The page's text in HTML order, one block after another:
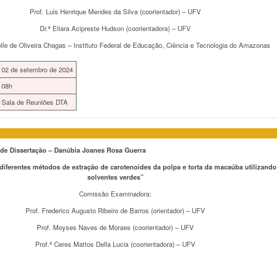
Prof. Luis Henrique Mendes da Silva (coorientador) – UFV
Dr.ª Eliara Acipreste Hudson (coorientadora) – UFV
de Oliveira Chagas – Instituto Federal de Educação, Ciência e Tecnologia do Amazonas
02 de setembro de 2024
08h
Sala de Reuniões DTA
Dissertação – Danúbia Joanes Rosa Guerra
métodos de extração de carotenoides da polpa e torta da macaúba utilizando
solventes verdes”
Comissão Examinadora:
Prof. Frederico Augusto Ribeiro de Barros (orientador) – UFV
Prof. Moyses Naves de Moraes (coorientador) – UFV
Prof.ª Ceres Mattos Della Lucia (coorientadora) – UFV